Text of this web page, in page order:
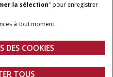
la sélection" pour enregistrer
à tout moment.
DES COOKIES
TOUS